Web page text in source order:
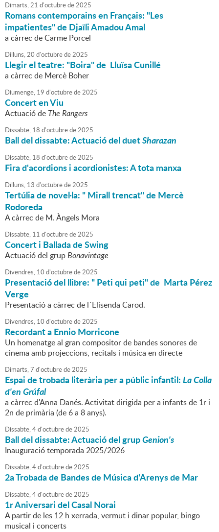
Dimarts,21 d'octubrede2025
Romans contemporains en Français: "Les
impatientes" de Djaïli Amadou Amal
a càrrec de Carme Porcel
Dilluns,20 d'octubrede2025
Llegir el teatre: "Boira" de Lluïsa Cunillé
a càrrec de Mercè Boher
Diumenge, 19 d'octubrede2025
Concert en Viu
Actuació de The Rangers
Dissabte, 18 d'octubrede2025
Ball del dissabte: Actuació del duetSharazan
Dissabte, 18 d'octubrede2025
Fira d'acordions i acordionistes: A tota manxa
Dilluns, 13 d'octubrede2025
Tertúlia de novel·la: " Mirall trencat" de Mercè
Rodoreda
A càrrec de M. Àngels Mora
Dissabte, 11 d'octubrede2025
Concert i Ballada de Swing
Actuació del grupBonavintage
Divendres, 10 d'octubrede2025
Presentació del llibre: " Peti qui peti" de Marta Pérez
Verge
Presentació a càrrec de l´Elisenda Carod.
Divendres, 10 d'octubrede2025
Recordant a Ennio Morricone
Un homenatge al gran compositor de bandes sonores de
cinema amb projeccions, recitals i música en directe
Dimarts,7 d'octubrede2025
Espai de trobada literària per a públic infantil:La Colla
d'en Grúfal
a càrrec d'Anna Danés. Activitat dirigida per a infants de 1r i
2n de primària (de 6 a 8 anys).
Dissabte,4d'octubrede2025
Ball del dissabte: Actuació del grupGenion's
Inauguració temporada 2025/2026
Dissabte,4d'octubrede2025
2a Trobada de Bandes de Música d'Arenys de Mar
Dissabte,4d'octubrede2025
1r Aniversari del Casal Norai
A partir de les 12 h xerrada, vermut i dinar popular, bingo
musical i concerts